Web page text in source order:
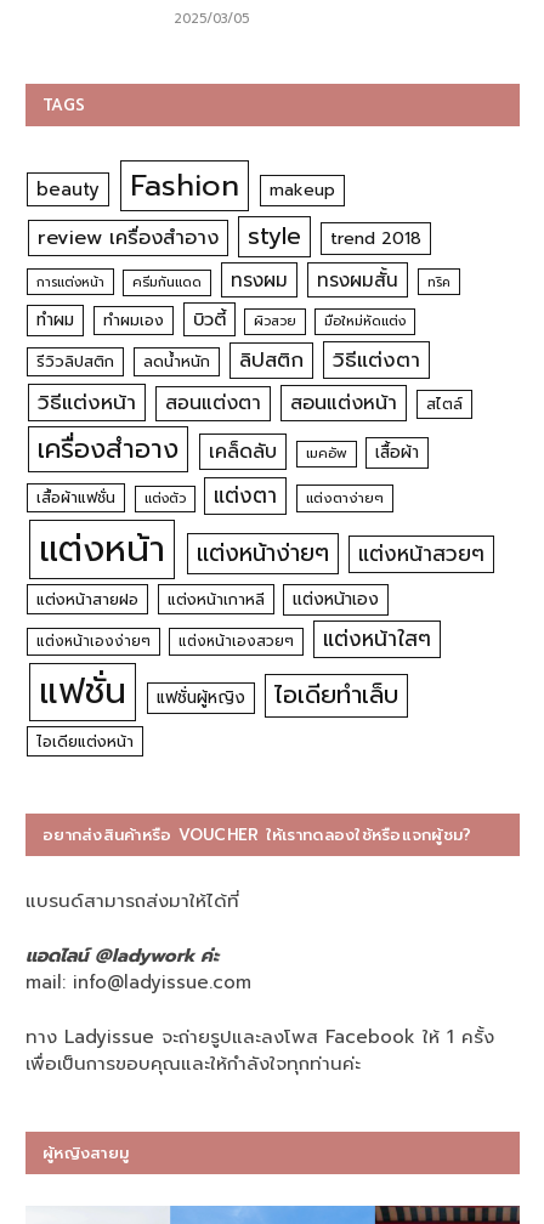
2025/03/05
TAGS
beauty Fashion makeup
review เครื่องสำอาง style trend 2018
การแต่งหน้า ครีมกันแดด ทรงผม ทรงผมสั้น ทริค
ทำผม ทำผมเอง บิวตี้ ผิวสวย มือใหม่หัดแต่ง
รีวิวลิปสติก ลดน้ำหนัก ลิปสติก
วิธีแต่งตา
วิธีแต่งหน้า
สอนแต่งตา สอนแต่งหน้า สไตล์
เครื่องสำอาง เคล็ดลับ เมคอัพ เสื้อผ้า
เสื้อผ้าแฟชั่น แต่งตัว แต่งตา แต่งตาง่ายๆ
แต่งหน้า แต่งหน้าง่ายๆ แต่งหน้าสวยๆ
แต่งหน้าสายฝอ แต่งหน้าเกาหลี แต่งหน้าเอง
แต่งหน้าเองง่ายๆ แต่งหน้าเองสวยๆ แต่งหน้าใสๆ
แฟชั่น แฟชั่นผู้หญิง ไอเดียทำเล็บ
ไอเดียแต่งหน้า
อยากส่งสินค้าหรือ VOUCHER ให้เราทดลองใช้หรือแจกผู้ชม?
แบรนด์สามารถส่งมาให้ได้ที่
แอดไลน์ @ladywork ค่ะ
mail: info@ladyissue.com
ทาง Ladyissue จะถ่ายรูปและลงโพส Facebook ให้ 1 ครั้ง
เพื่อเป็นการขอบคุณและให้กำลังใจทุกท่านค่ะ
ผู้หญิงสายมู